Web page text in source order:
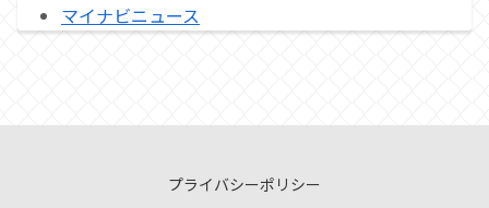
マイナビニュース
プライバシーポリシー